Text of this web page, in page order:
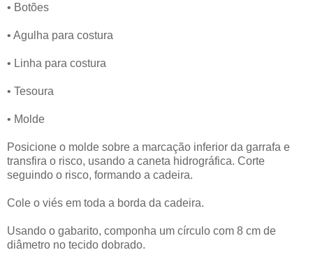
• Botões
• Agulha para costura
• Linha para costura
• Tesoura
• Molde
Posicione o molde sobre a marcação inferior da garrafa e
transfira o risco, usando a caneta hidrográfica. Corte
seguindo o risco, formando a cadeira.
Cole o viés em toda a borda da cadeira.
Usando o gabarito, componha um círculo com 8 cm de
diâmetro no tecido dobrado.